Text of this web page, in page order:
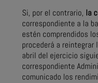
Si, por el contrario, la
correspondiente a la
estén comprendidos
procederá a
abril del ejercicio
correspondiente
comunicado los